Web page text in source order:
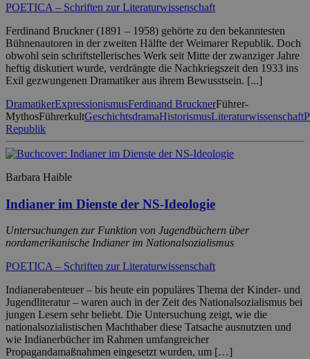
POETICA – Schriften zur Literaturwissenschaft
Ferdinand Bruckner (1891 – 1958) gehörte zu den bekanntesten
Bühnenautoren in der zweiten Hälfte der Weimarer Republik. Doch
obwohl sein schriftstellerisches Werk seit Mitte der zwanziger Jahre
heftig diskutiert wurde, verdrängte die Nachkriegszeit den 1933 ins
Exil gezwungenen Dramatiker aus ihrem Bewusstsein. [...]
DramatikerExpressionismusFerdinand BrucknerFührer-
MythosFührerkultGeschichtsdramaHistorismusLiteraturwissenschaft
Republik
Barbara Haible
Indianer im Dienste der NS-Ideologie
Untersuchungen zur Funktion von Jugendbüchern über
nordamerikanische Indianer im Nationalsozialismus
POETICA – Schriften zur Literaturwissenschaft
Indianerabenteuer – bis heute ein populäres Thema der Kinder- und
Jugendliteratur – waren auch in der Zeit des Nationalsozialismus bei
jungen Lesern sehr beliebt. Die Untersuchung zeigt, wie die
nationalsozialistischen Machthaber diese Tatsache ausnutzten und
wie Indianerbücher im Rahmen umfangreicher
Propagandamaßnahmen eingesetzt wurden, um […]